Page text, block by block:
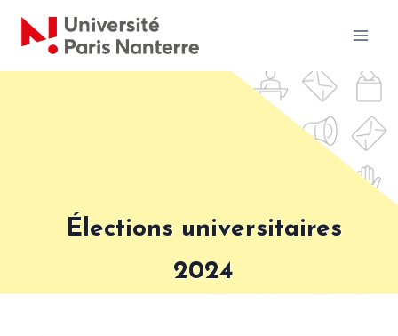
contenu
Élections universitaires
2024